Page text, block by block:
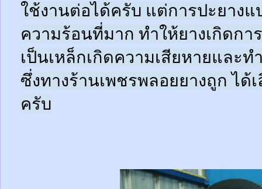
ใช้งานต่อได้ครับ แต่การปะยาง
ความร้อนที่มาก ทำให้ยางเกิดกา
เป็นเหล็กเกิดความเสียหายและท
ซึ่งทางร้านเพชรพลอยยางถูก ได้
ครับ